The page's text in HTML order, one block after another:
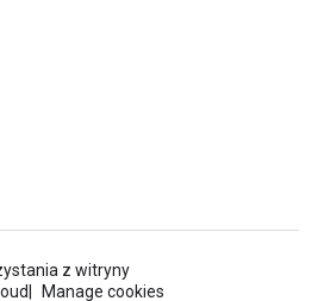
z witryny
Manage cookies